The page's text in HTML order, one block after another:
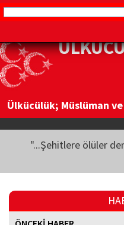
Ülkücülük; Müslüman
"...Şehitlere ölüler